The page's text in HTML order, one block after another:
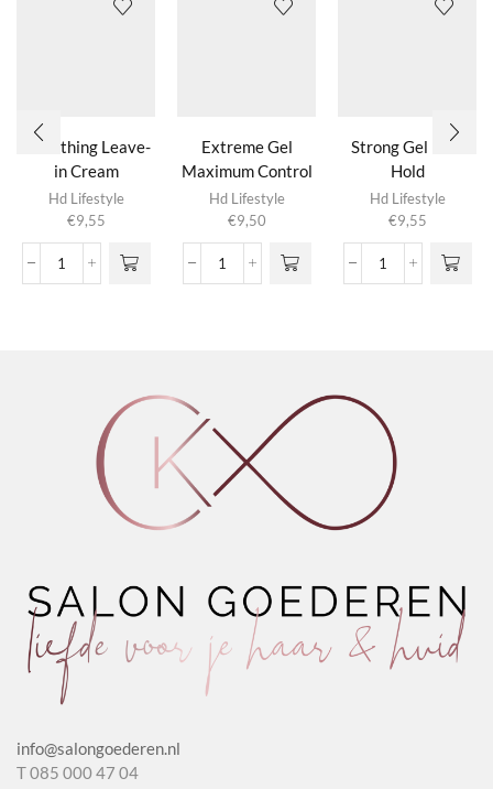
Smoothing Leave-
in Cream
Hd Lifestyle
€9,55
Smoothing
Extreme Gel
Maximum Control
Hd Lifestyle
€9,50
Extreme
Strong Gel Firm
Hold
Hd Lifestyle
€9,55
Strong
info@salongoederen.nl
T 085 000 47 04